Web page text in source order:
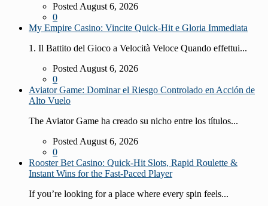
Posted August 6, 2026
0
My Empire Casino: Vincite Quick‑Hit e Gloria Immediata
1. Il Battito del Gioco a Velocità Veloce Quando effettui...
Posted August 6, 2026
0
Aviator Game: Dominar el Riesgo Controlado en Acción de
Alto Vuelo
The Aviator Game ha creado su nicho entre los títulos...
Posted August 6, 2026
0
Rooster Bet Casino: Quick‑Hit Slots, Rapid Roulette &
Instant Wins for the Fast‑Paced Player
If you’re looking for a place where every spin feels...